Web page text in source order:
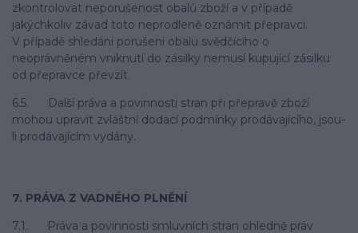
zkontrolovat neporušenost obalů zboží a v případě
jakýchkoliv závad toto neprodleně oznámit přepravci.
V případě shledání porušení obalu svědčícího o
neoprávněném vniknutí do zásilky nemusí kupující zásilku
od přepravce převzít.
6.5. Další práva a povinnosti stran při přepravě zboží
mohou upravit zvláštní dodací podmínky prodávajícího, jsou-
li prodávajícím vydány.
7. PRÁVA Z VADNÉHO PLNĚNÍ
7.1. Práva a povinnosti smluvních stran ohledně práv